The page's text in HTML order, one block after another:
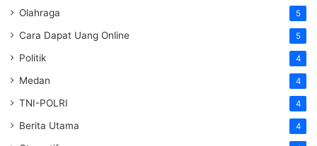
Olahraga 5
Cara Dapat Uang Online 5
Politik 4
Medan 4
TNI-POLRI 4
Berita Utama 4